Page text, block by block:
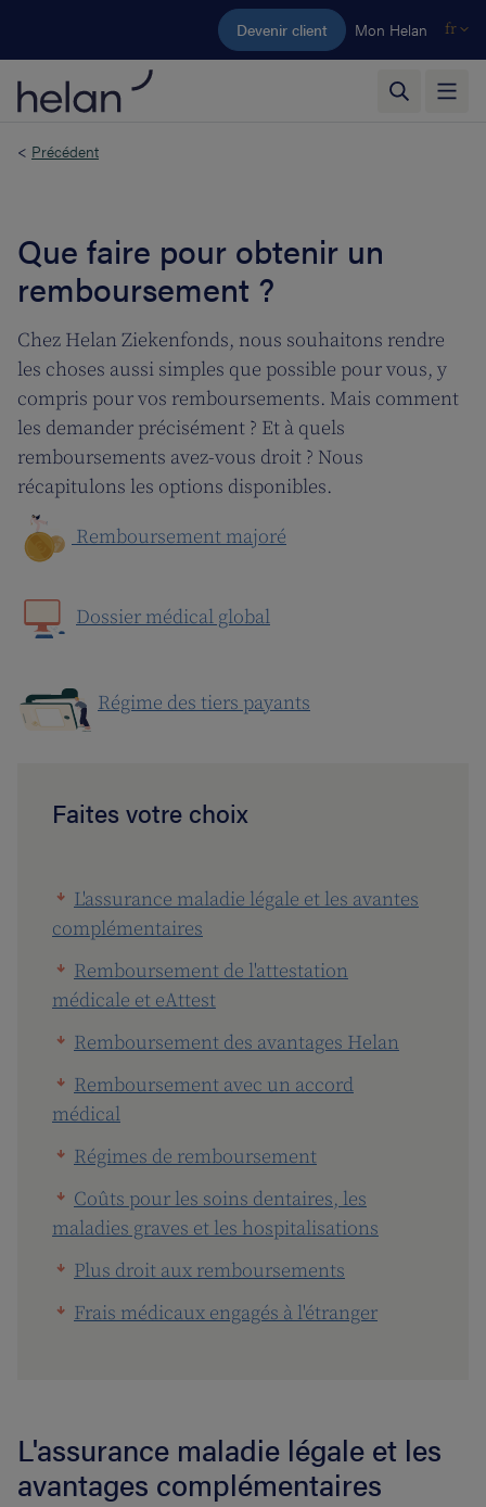
Aller au contenu principal
Devenir client Mon Helan fr
< Précédent
Que faire pour obtenir un
remboursement ?
Chez Helan Ziekenfonds, nous souhaitons rendre
les choses aussi simples que possible pour vous, y
compris pour vos remboursements. Mais comment
les demander précisément ? Et à quels
remboursements avez-vous droit ? Nous
récapitulons les options disponibles.
Remboursement majoré
Dossier médical global
Régime des tiers payants
Faites votre choix
L'assurance maladie légale et les avantes
complémentaires
Remboursement de l'attestation
médicale et eAttest
Remboursement des avantages Helan
Remboursement avec un accord
médical
Régimes de remboursement
Coûts pour les soins dentaires, les
maladies graves et les hospitalisations
Plus droit aux remboursements
Frais médicaux engagés à l'étranger
L'assurance maladie légale et les
avantages complémentaires